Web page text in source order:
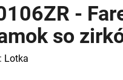
-
so
Lotka